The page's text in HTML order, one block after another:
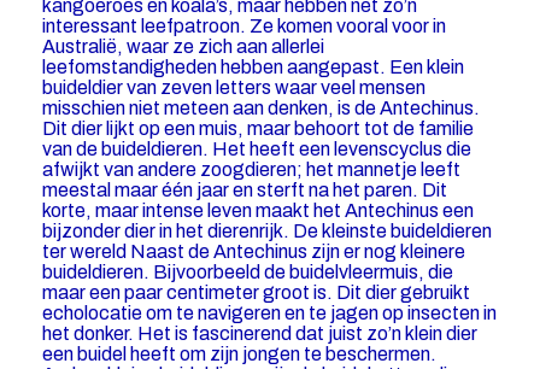
kangoeroes en koala’s, maar hebben net zo’n
interessant leefpatroon. Ze komen vooral voor in
Australië, waar ze zich aan allerlei
leefomstandigheden hebben aangepast. Een klein
buideldier van zeven letters waar veel mensen
misschien niet meteen aan denken, is de Antechinus.
Dit dier lijkt op een muis, maar behoort tot de familie
van de buideldieren. Het heeft een levenscyclus die
afwijkt van andere zoogdieren; het mannetje leeft
meestal maar één jaar en sterft na het paren. Dit
korte, maar intense leven maakt het Antechinus een
bijzonder dier in het dierenrijk. De kleinste buideldieren
ter wereld Naast de Antechinus zijn er nog kleinere
buideldieren. Bijvoorbeeld de buidelvleermuis, die
maar een paar centimeter groot is. Dit dier gebruikt
echolocatie om te navigeren en te jagen op insecten in
het donker. Het is fascinerend dat juist zo’n klein dier
een buidel heeft om zijn jongen te beschermen.